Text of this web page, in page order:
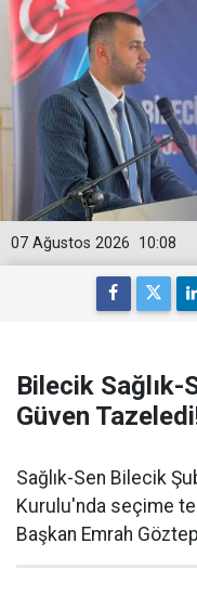
10:08
07 Ağustos 2026
Bilecik Sağlık-
Güven
Sağlık-Sen Bilecik
Kurulu'nda seçime
Başkan Emrah